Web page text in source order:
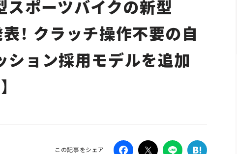
スポーツバイクの新型
！ クラッチ操作不要の自
ション採用モデルを追加
この記事をシェア
Traffic
Special
Series